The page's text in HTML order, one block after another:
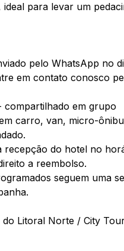
para levar um
pelo WhatsApp no
em contato conosco
em grupo
carro, van, micro-
recepção do hotel no
a reembolso.
seguem uma
Litoral Norte / City